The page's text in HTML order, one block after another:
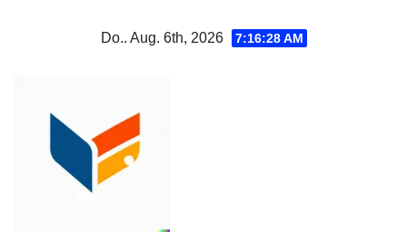
Do.. Aug. 6th, 2026 7:16:29 AM